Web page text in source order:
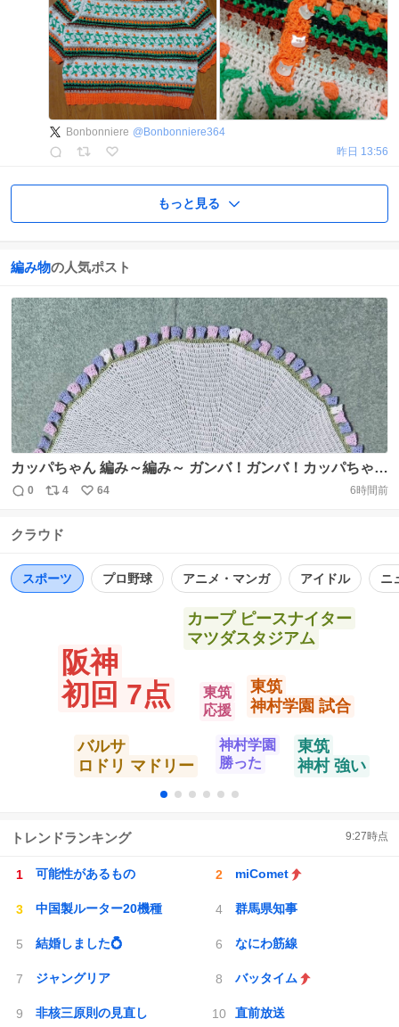
Bonbonniere @ Bonbonniere364
昨日 13:56
もっと見る
編み物の人気ポスト
カッパちゃん 編み～編み～ ガンバ！ガンバ！カッパちゃん
～ #手芸 #編みぐるみ #編み物 #カッパ #ハンドメイド #レ
返
数
0
リ
ス
数
4
い
64 6時間前
クラウド
スポーツ プロ野球 アニメ・マンガ アイドル ニ
阪神
初回 7点
東筑
神村学園 試合
バルサ
ロドリ マドリー
カープ ピースナイター
マツダスタジアム
東筑
神村 強い
神村学園
勝った
東筑
応援
トレンドランキング 9:27時点
可能性があるもの miComet
中国製ルーター20機種 群馬県知事
結婚しました💍 なにわ筋線
ジャングリア バッタイム
非核三原則の見直し 直前放送